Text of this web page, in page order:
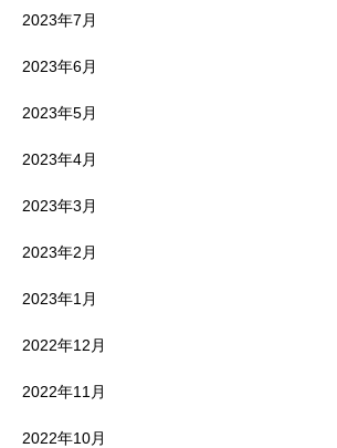
2023年7月
2023年6月
2023年5月
2023年4月
2023年3月
2023年2月
2023年1月
2022年12月
2022年11月
2022年10月